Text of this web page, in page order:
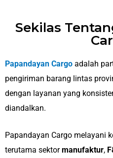
Sekilas
Papandayan Cargo adalah
pengiriman barang lintas
dengan layanan yang
diandalkan.
Papandayan Cargo melayani
terutama sektormanufaktur,